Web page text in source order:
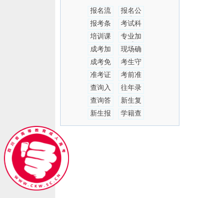
报名流
程
报名公
告
报考条
件
考试科
目
培训课
程
专业加
试
成考加
分
现场确
认
成考免
试
考生守
则
准考证
考前准
备
查询入
口
往年录
取
查询答
疑
新生复
查
新生报
学籍查